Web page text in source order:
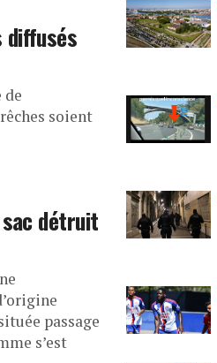
diffusés
de
soient
détruit
passage
s’est